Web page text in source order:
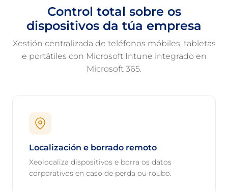
Control total sobre os
dispositivos da túa empresa
Xestión centralizada de teléfonos móbiles, tabletas
e portátiles con Microsoft Intune integrado en
Microsoft 365.
Localización e borrado remoto
Xeolocaliza dispositivos e borra os datos
corporativos en caso de perda ou roubo.